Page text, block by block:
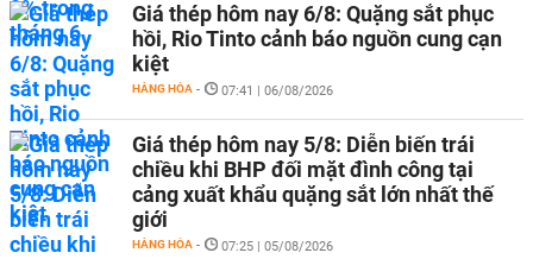
Giá thép hôm nay 6/8: Quặng sắt phục
hồi, Rio Tinto cảnh báo nguồn cung cạn
kiệt
HÀNG HÓA - 07:41 | 06/08/2026
Giá thép hôm nay 5/8: Diễn biến trái
chiều khi BHP đối mặt đình công tại
cảng xuất khẩu quặng sắt lớn nhất thế
giới
HÀNG HÓA - 07:25 | 05/08/2026